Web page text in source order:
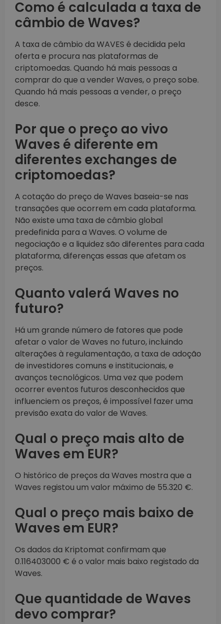
Como é calculada a taxa de
câmbio de Waves?
A taxa de câmbio da WAVES é decidida pela
oferta e procura nas plataformas de
criptomoedas. Quando há mais pessoas a
comprar do que a vender Waves, o preço sobe.
Quando há mais pessoas a vender, o preço
desce.
Por que o preço ao vivo
Waves é diferente em
diferentes exchanges de
criptomoedas?
A cotação do preço de Waves baseia-se nas
transações que ocorrem em cada plataforma.
Não existe uma taxa de câmbio global
predefinida para a Waves. O volume de
negociação e a liquidez são diferentes para cada
plataforma, diferenças essas que afetam os
preços.
Quanto valerá Waves no
futuro?
Há um grande número de fatores que pode
afetar o valor de Waves no futuro, incluindo
alterações à regulamentação, a taxa de adoção
de investidores comuns e institucionais, e
avanços tecnológicos. Uma vez que podem
ocorrer eventos futuros desconhecidos que
influenciem os preços, é impossível fazer uma
previsão exata do valor de Waves.
Qual o preço mais alto de
Waves em EUR?
O histórico de preços da Waves mostra que a
Waves registou um valor máximo de 55.320 €.
Qual o preço mais baixo de
Waves em EUR?
Os dados da Kriptomat confirmam que
0.116403000 € é o valor mais baixo registado da
Waves.
Que quantidade de Waves
devo comprar?